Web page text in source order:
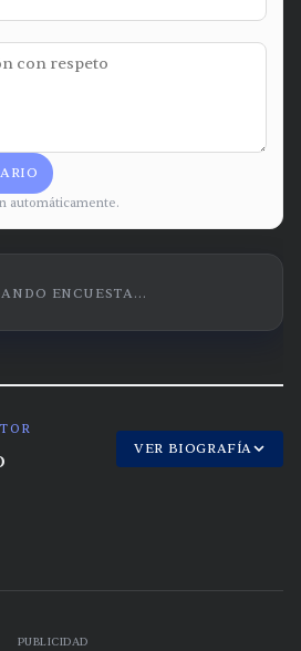
automáticamente.
ENCUESTA...
VER BIOGRAFÍA
PUBLICIDAD